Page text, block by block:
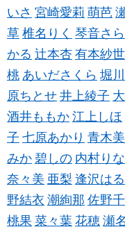
いさ 宮崎愛莉 萌芭
草 椎名りく 琴音さら
かる 辻本杏 有本紗世
桃 あいださくら 堀
原ちとせ 井上綾子
酒井ももか 江上しほ
子 七原あかり 青木
みか 碧しの 内村りな
奈々美 亜梨 逢沢は
野結衣 潮絢那 佐野
桃果 菜々葉 花穂 瀬